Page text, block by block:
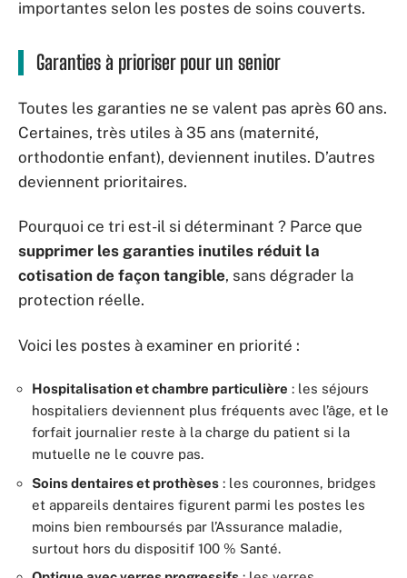
importantes selon les postes de soins couverts.
Garanties à prioriser pour un senior
Toutes les garanties ne se valent pas après 60 ans.
Certaines, très utiles à 35 ans (maternité,
orthodontie enfant), deviennent inutiles. D’autres
deviennent prioritaires.
Pourquoi ce tri est-il si déterminant ? Parce que
supprimer les garanties inutiles réduit la
cotisation de façon tangible, sans dégrader la
protection réelle.
Voici les postes à examiner en priorité :
Hospitalisation et chambre particulière : les séjours
hospitaliers deviennent plus fréquents avec l’âge, et le
forfait journalier reste à la charge du patient si la
mutuelle ne le couvre pas.
Soins dentaires et prothèses : les couronnes, bridges
et appareils dentaires figurent parmi les postes les
moins bien remboursés par l’Assurance maladie,
surtout hors du dispositif 100 % Santé.